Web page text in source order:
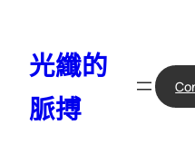
光纖的
脈搏